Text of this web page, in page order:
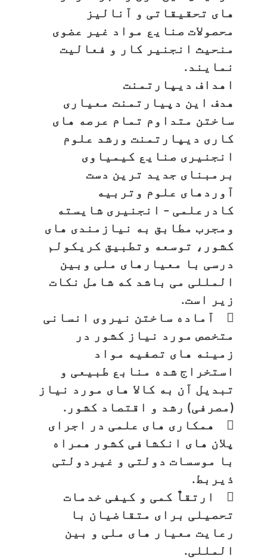
های تحقیقاتی و آنالیز
محصولات صنایع مواد غیر عضوی
منحیث انجنیر کار و فعالیت
نمایند.
اهداف دیپارتمنت
هدف این دپیارتمنت معیاری
ساختن متداوم تمام عرصه های
کاری دیپارتمنت ورشد علوم
انجنیری صنایع کیمیاوی
برمبنای جدید ترین دست
آوردهای علوم وتربیه
کادرعلمی – انجنیری شایسته
ومجرب مطابق به نیازمندی های
کشور، توسعه وتطبیق کریکولم
درسی با معیارهای ملی وبین
المللی می باشد که شامل نکات
زیر است.
 آماده ساختن نیروی انسانی
متخصص مورد نیاز کشور در
زمینه های تصفیه مواد
استخراج شده منابع طبیعی و
تبدیل آن به کالا های مورد نیاز
(مصرفی) رشد و اقتصاد کشور.
 همکاری های علمی در اجرای
پلان های انکشافی کشور همراه
با موسسات دولتی و غیردولتی
ذیربط.
 ارتقاٌ کمی و کیفی خدمات
تحصیلی برای متقاضیان با
رعایت معیار های ملی و بین
المللی.